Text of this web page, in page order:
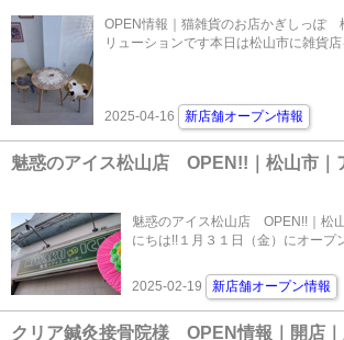
OPEN情報｜猫雑貨のお店かぎしっぽ
リューションです本日は松山市に雑貨
2025-04-16 新店舗オープン情報
魅惑のアイス松山店 OPEN!!｜松山市｜
魅惑のアイス松山店 OPEN!!｜松
にちは!!１月３１日（金）にオープ
2025-02-19 新店舗オープン情報
クリア鍼灸接骨院様 OPEN情報｜開店